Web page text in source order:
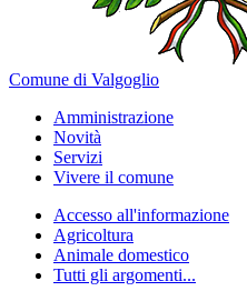
Comune di Valgoglio
Amministrazione
Novità
Servizi
Vivere il comune
Accesso all'informazione
Agricoltura
Animale domestico
Tutti gli argomenti...